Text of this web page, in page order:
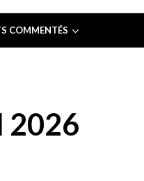
COMMENTÉS
2026